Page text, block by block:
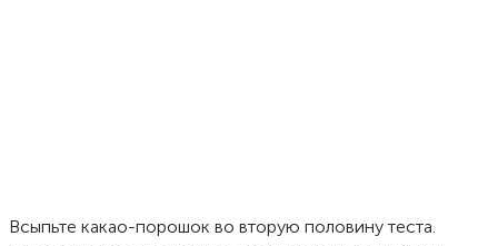
Всыпьте какао-порошок во вторую половину теста.